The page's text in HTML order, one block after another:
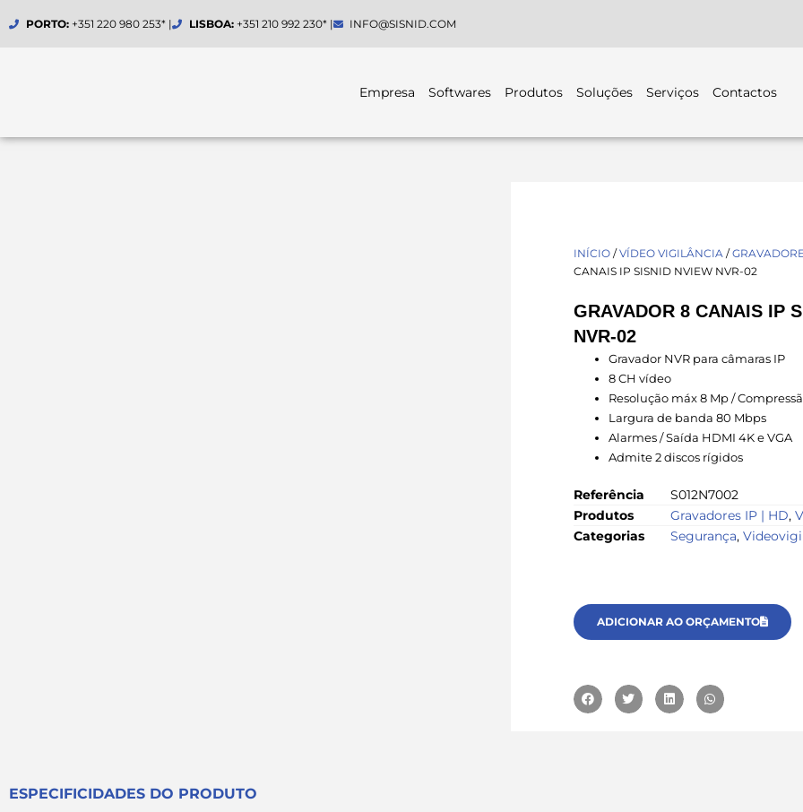
to
PORTO:+351 220 980 253* | LISBOA:+351 210 992 230* | INFO@SISNID.COM
Empresa Softwares Produtos Soluções Serviços Contactos
INÍCIO /VÍDEO VIGILÂNCIA /
CANAIS IP SISNID NVIEW NVR-02
GRAVADOR 8 CANAIS IP
NVR-02
Gravador NVR para câmaras IP
8 CH vídeo
Resolução máx 8 Mp /
Largura de banda 80 Mbps
Alarmes / Saída HDMI 4K e VGA
Admite 2 discos rígidos
Referência
S012N7002
Produtos
Gravadores IP | HD,
Categorias
Segurança,
ADICIONAR AO ORÇAMENTO
ESPECIFICIDADES DO PRODUTO